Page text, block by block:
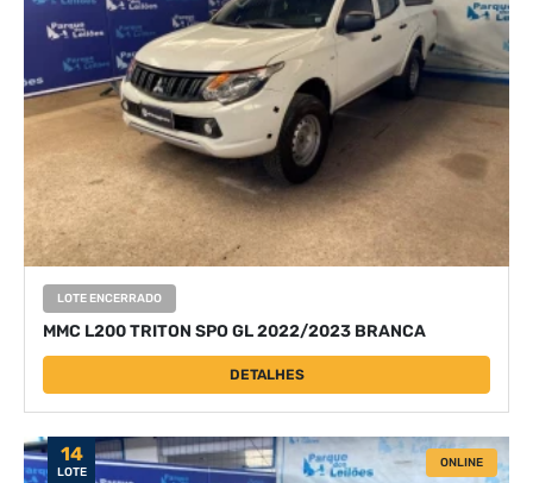
LOTE ENCERRADO
MMC L200 TRITON SPO GL 2022/2023 BRANCA
DETALHES
14
LOTE
ONLINE